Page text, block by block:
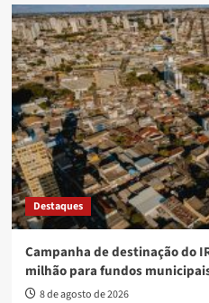
Destaques
Campanha de destinação do
milhão para fundos
8 de agosto de 2026